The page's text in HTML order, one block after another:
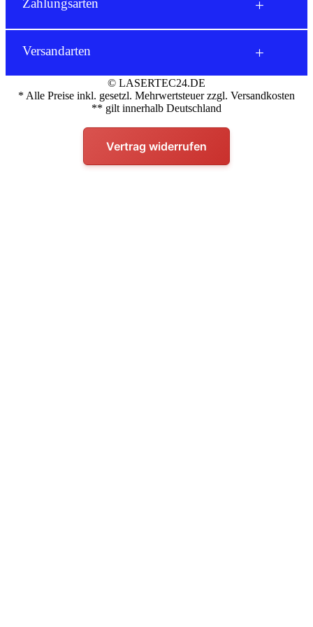
§ Social Media Impressum
Mo-Fr 09:00-15:00
Zahlungsarten
Versandarten
© LASERTEC24.DE
* Alle Preise inkl. gesetzl. Mehrwertsteuer zzgl. Versandkosten
** gilt innerhalb Deutschland
Vertrag widerrufen